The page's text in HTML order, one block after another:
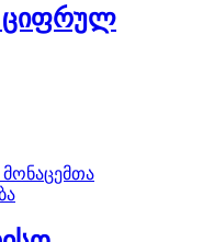
ციფრულ